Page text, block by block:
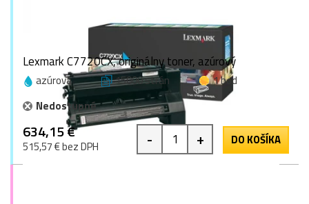
Lexmark C7720CX, originálny toner, azúrový
azúrová 15000 strán
1 bod
Nedostupné
634,15 €
515,57 € bez DPH - + DO KOŠÍKA